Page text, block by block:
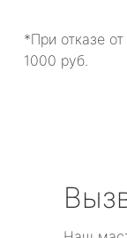
*При отказе
1000 руб.